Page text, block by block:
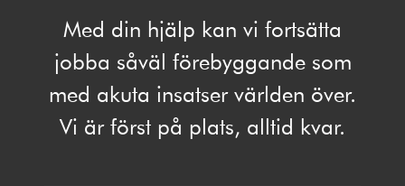
Med din hjälp kan vi fortsätta
jobba såväl förebyggande som
med akuta insatser världen över.
Vi är först på plats, alltid kvar.